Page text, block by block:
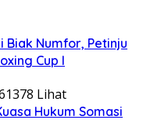
Biak Numfor, Petinju
Cup I
1378 Lihat
Hukum Somasi